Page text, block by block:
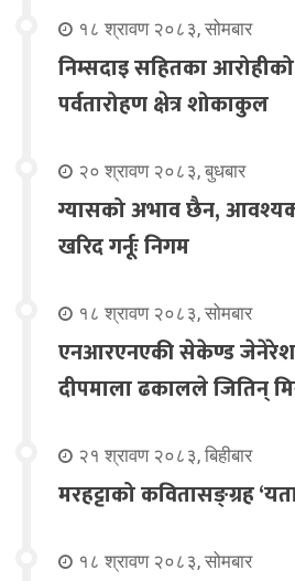
१८ श्रावण २०८३, सोमबार
निम्सदाइ सहितका
पर्वतारोहण क्षेत्र शोकाकुल
२० श्रावण २०८३, बुधबार
ग्यासको अभाव छैन,
खरिद गर्नूः निगम
१८ श्रावण २०८३, सोमबार
एनआरएनएकी सेकेण्ड
दीपमाला ढकालले जितिन्
२१ श्रावण २०८३, बिहीबार
मरहट्टाको कवितासङ्ग्रह
१८ श्रावण २०८३, सोमबार